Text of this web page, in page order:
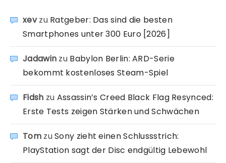
xevzu Ratgeber: Das sind die besten
Smartphones unter 300 Euro [2026]
Jadawin zu Babylon Berlin: ARD-Serie
bekommt kostenloses Steam-Spiel
Fidsh zu Assassin’s Creed Black Flag Resynced:
Erste Tests zeigen Stärken und Schwächen
TomzuSony zieht einen Schlussstrich:
PlayStation sagt der Disc endgültig Lebewohl